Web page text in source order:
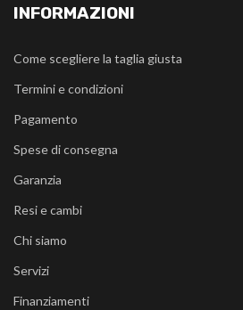
INFORMAZIONI
Come scegliere la taglia giusta
Termini e condizioni
Pagamento
Spese di consegna
Garanzia
Resi e cambi
Chi siamo
Servizi
Finanziamenti